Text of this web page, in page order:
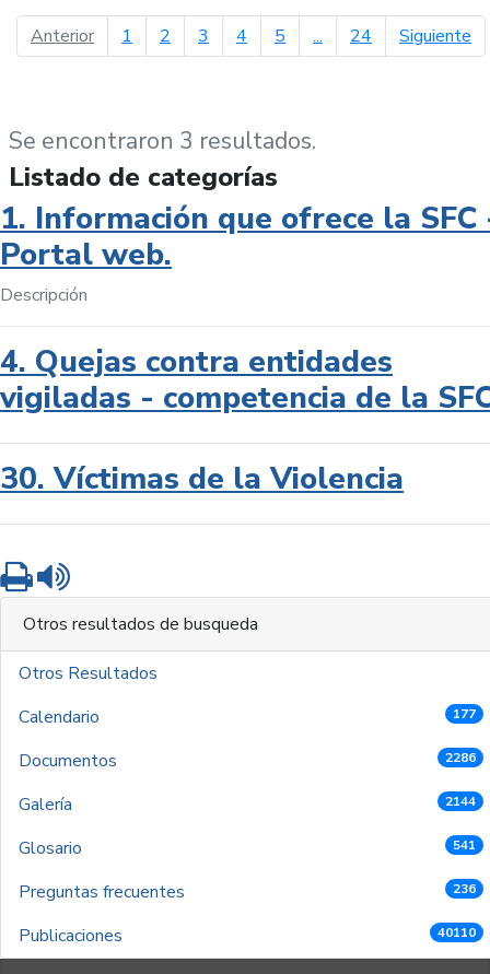
Anteriorpágina anterior
1 2 3 4 5 ... 24 Siguiente
Se encontraron 3 resultados.
Listado de categorías
1. Información que ofrece la SFC
Portal web.
Descripción
4. Quejas contra entidades
vigiladas - competencia de la
30. Víctimas de la Violencia
Imprimir
Otros resultados de busqueda
Otros Resultados
Calendario
177
Documentos 2286
Galería 2144
Glosario 541
Preguntas frecuentes 236
Publicaciones 40110